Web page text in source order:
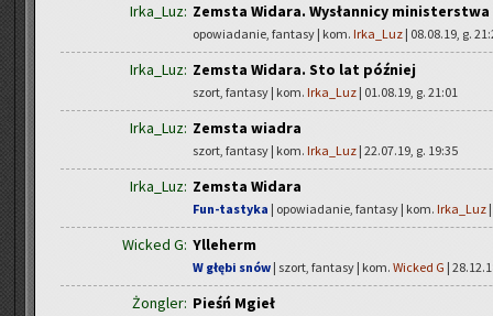
Irka_Luz: Zemsta Widara. Wysłannicy ministerstwa
opowiadanie, fantasy | kom. Irka_Luz | 08.08.19, g.
Irka_Luz: Zemsta Widara. Sto lat później
szort, fantasy | kom. Irka_Luz | 01.08.19, g. 21:01
Irka_Luz: Zemsta wiadra
szort, fantasy | kom. Irka_Luz | 22.07.19, g. 19:35
Irka_Luz: Zemsta Widara
Fun-tastyka | opowiadanie, fantasy | kom. Irka_Luz
Wicked G: Ylleherm
W głębi snów | szort, fantasy | kom. Wicked G |
Żongler: Pieśń Mgieł